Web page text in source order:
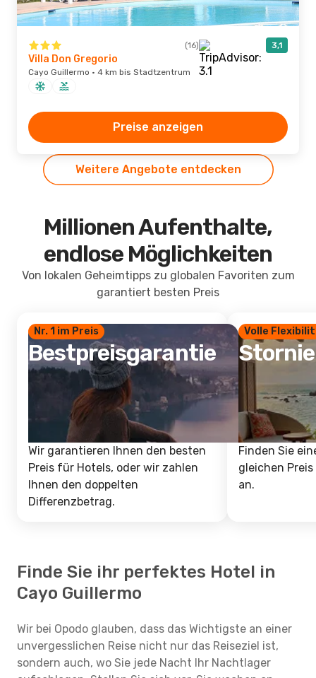
(16) 3,1
Villa Don Gregorio
Cayo Guillermo · 4 km bis Stadtzentrum
Preise anzeigen
Weitere Angebote entdecken
Millionen Aufenthalte,
endlose Möglichkeiten
Von lokalen Geheimtipps zu globalen Favoriten zum
garantiert besten Preis
Nr. 1 im Preis
Bestpreisgarantie
Wir garantieren Ihnen den besten
Preis für Hotels, oder wir zahlen
Ihnen den doppelten
Differenzbetrag.
Volle
Finden Sie
gleichen
an.
Finde Sie ihr perfektes Hotel in
Cayo Guillermo
Wir bei Opodo glauben, dass das Wichtigste an einer
unvergesslichen Reise nicht nur das Reiseziel ist,
sondern auch, wo Sie jede Nacht Ihr Nachtlager